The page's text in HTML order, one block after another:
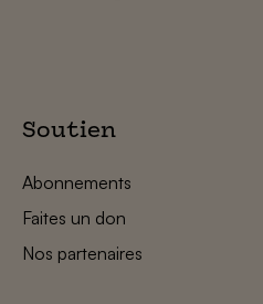
Soutien
Abonnements
Faites un don
Nos partenaires